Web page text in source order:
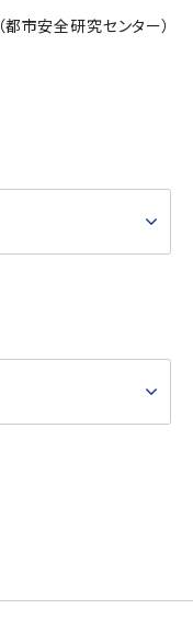
（都市安全研究センター）